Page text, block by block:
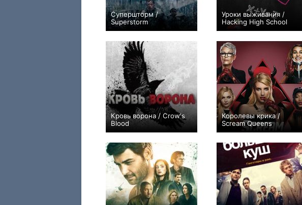
Супершторм /
Superstorm
0 3 25
Уроки выживания /
Hacking High School
0 12 10
Кровь ворона / Crow's
Blood
+34 6 34
Королевы крика /
Scream Queens
+476 22 2588